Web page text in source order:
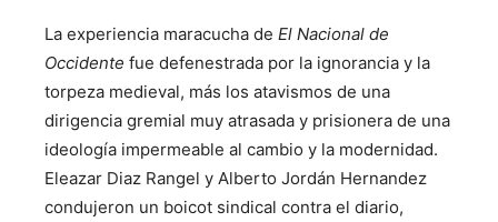
La experiencia maracucha de El Nacional de
Occidente fue defenestrada por la ignorancia y la
torpeza medieval, más los atavismos de una
dirigencia gremial muy atrasada y prisionera de una
ideología impermeable al cambio y la modernidad.
Eleazar Diaz Rangel y Alberto Jordán Hernandez
condujeron un boicot sindical contra el diario,